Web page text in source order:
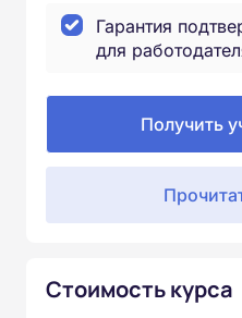
Гарантия
для
Получить
Стоимость курса